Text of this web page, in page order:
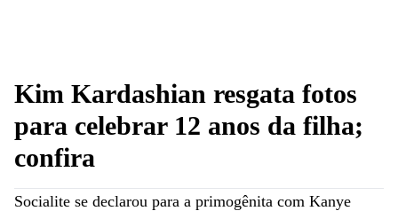
Kim Kardashian resgata fotos
para celebrar 12 anos da filha;
confira
Socialite se declarou para a primogênita com Kanye